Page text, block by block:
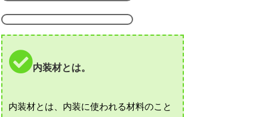
内装材とは。
内装材とは、内装に使われる材料のこと